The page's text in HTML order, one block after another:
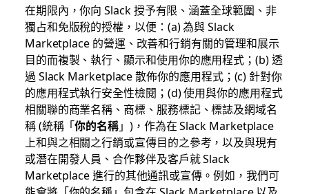
在期限內，你向 Slack 授予有限、涵蓋全球範圍、非
獨占和免版稅的授權，以便：(a) 為與 Slack
Marketplace 的營運、改善和行銷有關的管理和展示
目的而複製、執行、顯示和使用你的應用程式；(b) 透
過 Slack Marketplace 散佈你的應用程式；(c) 針對你
的應用程式執行安全性檢閱；(d) 使用與你的應用程式
相關聯的商業名稱、商標、服務標記、標誌及網域名
稱 (統稱「你的名稱」)，作為在 Slack Marketplace
上和與之相關之行銷或宣傳目的之參考，以及與現有
或潛在開發人員、合作夥伴及客戶就 Slack
Marketplace 進行的其他通訊或宣傳。例如，我們可